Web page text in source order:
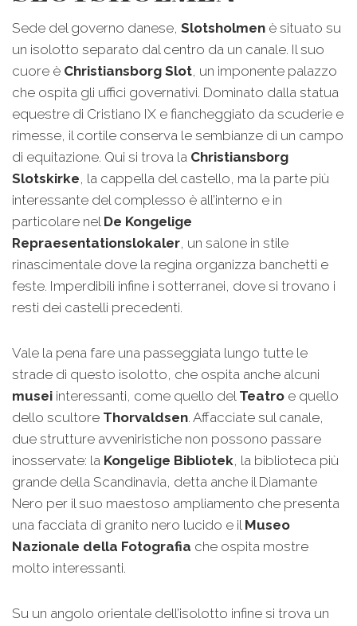
Sede del governo danese, Slotsholmen è situato su
un isolotto separato dal centro da un canale. Il suo
cuore è Christiansborg Slot, un imponente palazzo
che ospita gli uffici governativi. Dominato dalla statua
equestre di Cristiano IX e fiancheggiato da scuderie e
rimesse, il cortile conserva le sembianze di un campo
di equitazione. Qui si trova la Christiansborg
Slotskirke, la cappella del castello, ma la parte più
interessante del complesso è all’interno e in
particolare nel De Kongelige
Repraesentationslokaler, un salone in stile
rinascimentale dove la regina organizza banchetti e
feste. Imperdibili infine i sotterranei, dove si trovano i
resti dei castelli precedenti.
Vale la pena fare una passeggiata lungo tutte le
strade di questo isolotto, che ospita anche alcuni
musei interessanti, come quello del Teatro e quello
dello scultore Thorvaldsen. Affacciate sul canale,
due strutture avveniristiche non possono passare
inosservate: la Kongelige Bibliotek, la biblioteca più
grande della Scandinavia, detta anche il Diamante
Nero per il suo maestoso ampliamento che presenta
una facciata di granito nero lucido e il Museo
Nazionale della Fotografia che ospita mostre
molto interessanti.
Su un angolo orientale dell’isolotto infine si trova un